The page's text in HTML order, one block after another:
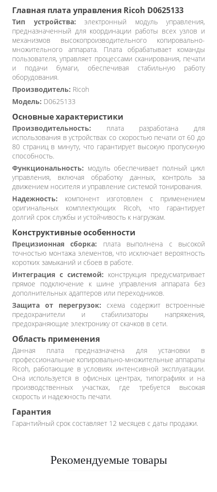
Главная плата управления Ricoh D0625133
Тип устройства: электронный модуль управления,
предназначенный для координации работы всех узлов и
механизмов высокопроизводительного копировально-
множительного аппарата. Плата обрабатывает команды
пользователя, управляет процессами сканирования, печати
и подачи бумаги, обеспечивая стабильную работу
оборудования.
Производитель: Ricoh
Модель: D0625133
Основные характеристики
Производительность: плата разработана для
использования в устройствах со скоростью печати от 60 до
80 страниц в минуту, что гарантирует высокую пропускную
способность.
Функциональность: модуль обеспечивает полный цикл
управления, включая обработку данных, контроль за
движением носителя и управление системой тонирования.
Надежность: компонент изготовлен с применением
оригинальных комплектующих Ricoh, что гарантирует
долгий срок службы и устойчивость к нагрузкам.
Конструктивные особенности
Прецизионная сборка: плата выполнена с высокой
точностью монтажа элементов, что исключает вероятность
коротких замыканий и сбоев в работе.
Интеграция с системой: конструкция предусматривает
прямое подключение к шине управления аппарата без
дополнительных адаптеров или переходников.
Защита от перегрузок: схема содержит встроенные
предохранители и стабилизаторы напряжения,
предохраняющие электронику от скачков в сети.
Область применения
Данная плата предназначена для установки в
профессиональные копировально-множительные аппараты
Ricoh, работающие в условиях интенсивной эксплуатации.
Она используется в офисных центрах, типографиях и на
производственных участках, где требуется высокая
скорость и надежность печати.
Гарантия
Гарантийный срок составляет 12 месяцев с даты продажи.
Рекомендуемые товары